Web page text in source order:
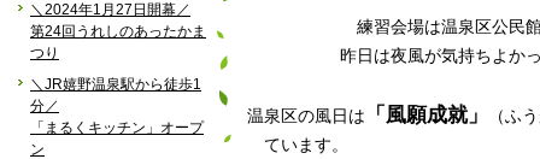
＼2024年1月27日開幕／
第24回うれしのあったかま
つり
＼JR嬉野温泉駅から徒歩1
分／
「まるくキッチン」オープ
ン
練習会場は温泉区公民
昨日は夜風が気持ちよか
温泉区の風日は 「風願成就」
（ふ
ています。